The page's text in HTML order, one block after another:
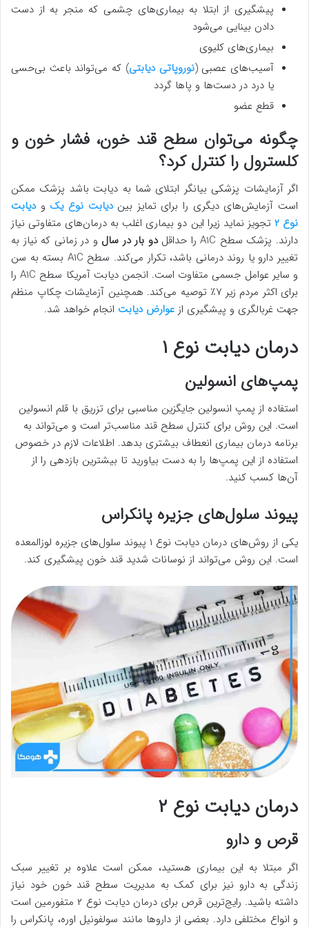
پیشگیری از ابتلا به بیماری‌های چشمی که منجر به از دست
دادن بینایی می‌شود
بیماری‌های کلیوی
آسیب‌های عصبی (نوروپاتی دیابتی) که می‌تواند باعث بی‌حسی
یا درد در دست‌ها و پاها گردد
قطع عضو
چگونه می‌توان سطح قند خون، فشار خون و
کلسترول را کنترل کرد؟
اگر آزمایشات پزشکی بیانگر ابتلای شما به دیابت باشد پزشک ممکن
است آزمایش‌های دیگری را برای تمایز بیندیابت نوع یک ودیابت
نوع ۲ تجویز نماید زیرا این دو بیماری اغلب به درمان‌های متفاوتی نیاز
دارند. پزشک سطح A1C را حداقل
دو بار در سال و در زمانی که نیاز به
تغییر دارو یا روند درمانی باشد، تکرار می‌کند. سطح A1C بسته به سن
و سایر عوامل جسمی متفاوت است. انجمن دیابت آمریکا سطح A1C را
برای اکثر مردم زیر ۷٪ توصیه می‌کند. همچنین آزمایشات چکاپ منظم
جهت غربالگری و پیشگیری از عوارض دیابت انجام خواهد شد.
درمان دیابت نوع ۱
پمپ‌های انسولین
استفاده از پمپ انسولین جایگزین مناسبی برای تزریق با قلم انسولین
است. این روش برای کنترل سطح قند مناسب‌تر است و می‌تواند به
برنامه درمان بیماری انعطاف بیشتری بدهد. اطلاعات لازم در خصوص
استفاده از این پمپ‌ها را به دست بیاورید تا بیشترین بازدهی را از
آن‌ها کسب کنید.
پیوند سلول‌های جزیره پانکراس
یکی از روش‌های درمان دیابت نوع ۱ پیوند سلول‌های جزیره لوزالمعده
است. این روش می‌تواند از نوسانات شدید قند خون پیشگیری کند.
درمان دیابت نوع ۲
قرص و دارو
اگر مبتلا به این بیماری هستید، ممکن است علاوه بر تغییر سبک
زندگی به دارو نیز برای کمک به مدیریت سطح قند خون خود نیاز
داشته باشید. رایج‌ترین قرص برای درمان دیابت نوع ۲ متفورمین است
و انواع مختلفی دارد. بعضی از داروها مانند سولفونیل اوره، پانکراس را